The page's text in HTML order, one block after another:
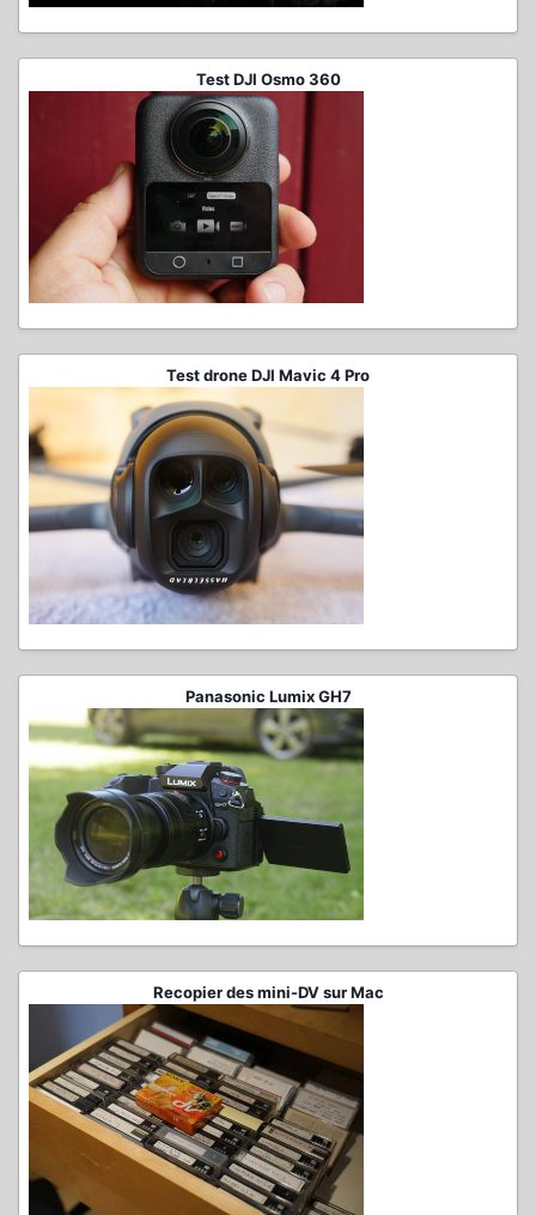
Test DJI Osmo 360
Test drone DJI Mavic 4 Pro
Panasonic Lumix GH7
Recopier des mini-DV sur Mac